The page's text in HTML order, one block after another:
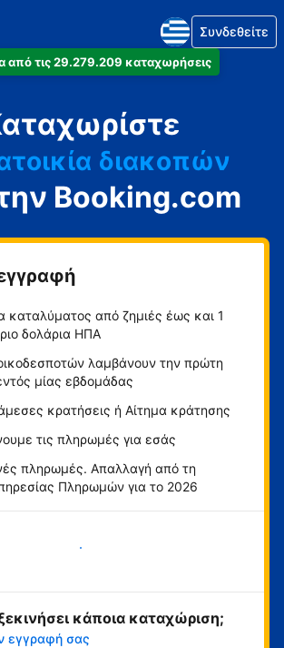
από τις 29.279.209 καταχωρήσεις
Συνδεθείτε
ξενοδοχείο
διακοπών
τον ξενώνα
τη βίλα
Booking.com
καταλύματος από ζημιές έως και 1
δολάρια ΗΠΑ
λαμβάνουν την πρώτη
μίας εβδομάδας
κρατήσεις ή Αίτημα κράτησης
τις πληρωμές για εσάς
πληρωμές. Απαλλαγή από τη
Πληρωμών για το 2026
Ξεκινήστε τώρα
κάποια καταχώριση;
εγγραφή σας